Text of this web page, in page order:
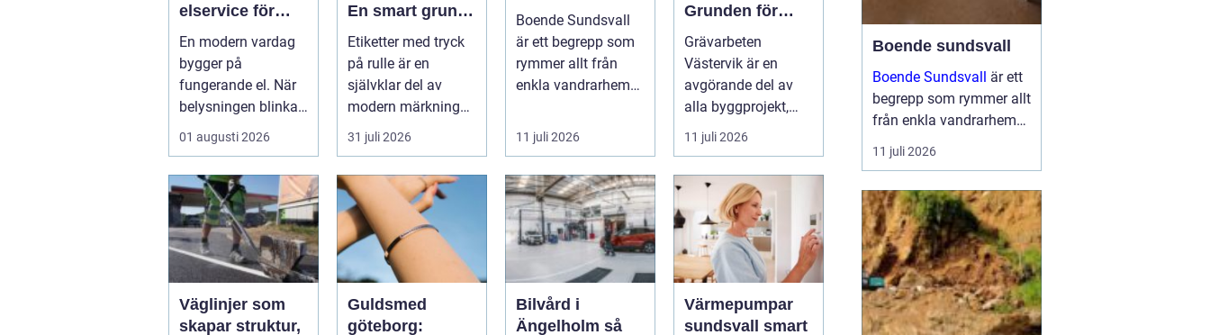
elservice för
hem och företag
En modern vardag
bygger på
fungerande el. När
belysningen blinkar,
propparna går eller
en ny laddbox...
01 augusti 2026
En smart grund
för effektiv
märkning
Etiketter med tryck
på rulle är en
självklar del av
modern märkning
inom indust...
31 juli 2026
Boende Sundsvall
är ett begrepp som
rymmer allt från
enkla vandrarhem
långtidsboende...
11 juli 2026
Grunden för
hållbara
byggprojekt
Grävarbeten
Västervik är en
avgörande del av
alla byggprojekt,
oavsett om det ha...
11 juli 2026
Väglinjer som
skapar struktur,
Guldsmed
göteborg:
Bilvård i
Ängelholm så
Värmepumpar
sundsvall smart
Boende sundsvall
Boende Sundsvall är ett
begrepp som rymmer allt
från enkla vandrarhem
till hotell och
långtidsboenden, och
som passar många olika
behov och plånböcker.
Boende sundsvall för...
11 juli 2026